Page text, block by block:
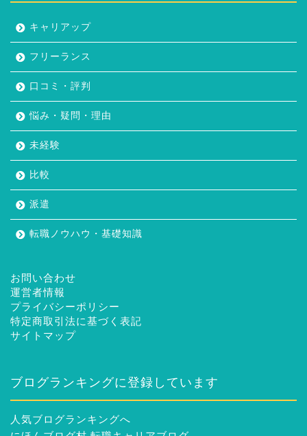
キャリアップ
フリーランス
口コミ・評判
悩み・疑問・理由
未経験
比較
派遣
転職ノウハウ・基礎知識
お問い合わせ
運営者情報
プライバシーポリシー
特定商取引法に基づく表記
サイトマップ
ブログランキングに登録しています
人気ブログランキングへ